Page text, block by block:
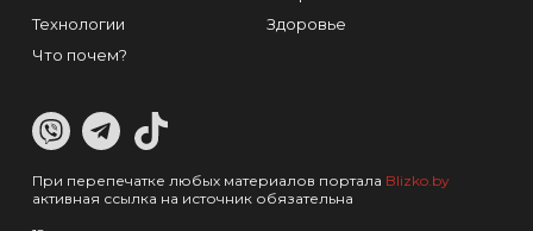
Технологии
Что почем?
Здоровье
При перепечатке любых материалов портала Blizko.by
активная ссылка на источник обязательна